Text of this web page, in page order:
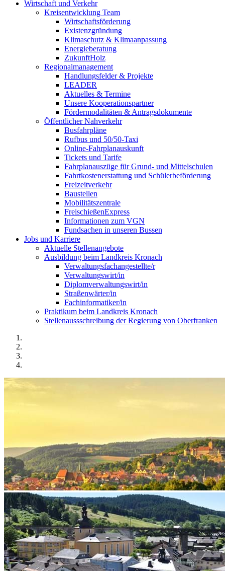
Wirtschaft und Verkehr
Kreisentwicklung Team
Wirtschaftsförderung
Existenzgründung
Klimaschutz & Klimaanpassung
Energieberatung
ZukunftHolz
Regionalmanagement
Handlungsfelder & Projekte
LEADER
Aktuelles & Termine
Unsere Kooperationspartner
Fördermodalitäten & Antragsdokumente
Öffentlicher Nahverkehr
Busfahrpläne
Rufbus und 50/50-Taxi
Online-Fahrplanauskunft
Tickets und Tarife
Fahrplanauszüge für Grund- und Mittelschulen
Fahrtkostenerstattung und Schülerbeförderung
Freizeitverkehr
Baustellen
Mobilitätszentrale
FreischießenExpress
Informationen zum VGN
Fundsachen in unseren Bussen
Jobs und Karriere
Aktuelle Stellenangebote
Ausbildung beim Landkreis Kronach
Verwaltungsfachangestellte/r
Verwaltungswirt/in
Diplomverwaltungswirt/in
Straßenwärter/in
Fachinformatiker/in
Praktikum beim Landkreis Kronach
Stellenaussschreibung der Regierung von Oberfranken